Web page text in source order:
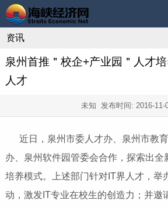
资讯
泉州首推＂校企+产业园＂人才
人才
未知 发布时间: 2016-11-
近日，泉州市委人才办、泉州市教
办、泉州软件园管委会合作，探索出全
培养模式。上述部门针对IT界人才，举
动，激发IT专业在校生的创造力；并邀